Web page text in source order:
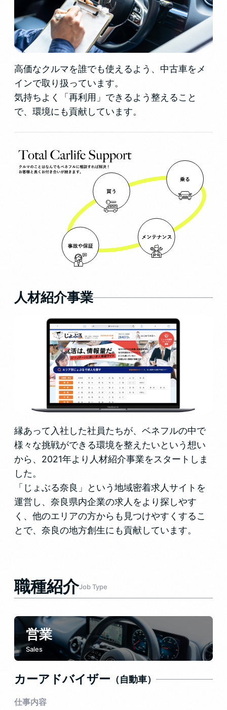
高価なクルマを誰でも使えるよう、中古車をメ
インで取り扱っています。
気持ちよく「再利用」できるよう整えること
で、環境にも貢献しています。
人材紹介事業
縁あって入社した社員たちが、ベネフルの中で
様々な挑戦ができる環境を整えたいという想い
から、2021年より人材紹介事業をスタートしま
した。
「じょぶる奈良」という地域密着求人サイトを
運営し、奈良県内企業の求人をより探しやす
く、他のエリアの方からも見つけやすくするこ
とで、奈良の地方創生にも貢献しています。
職種紹介Job Type
営業
Sales
カーアドバイザー （自動車）
仕事内容